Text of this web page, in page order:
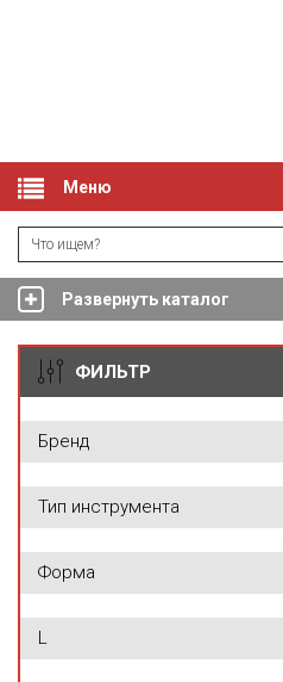
Меню
Развернуть каталог
ФИЛЬТР
Бренд
Тип инструмента
Форма
L